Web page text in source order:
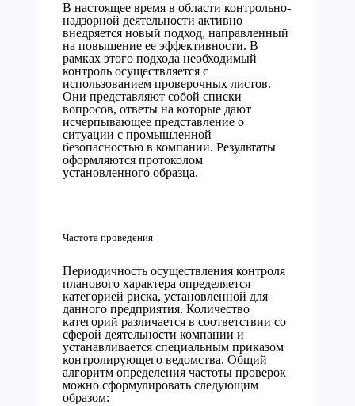
В настоящее время в области контрольно-
надзорной деятельности активно
внедряется новый подход, направленный
на повышение ее эффективности. В
рамках этого подхода необходимый
контроль осуществляется с
использованием проверочных листов.
Они представляют собой списки
вопросов, ответы на которые дают
исчерпывающее представление о
ситуации с промышленной
безопасностью в компании. Результаты
оформляются протоколом
установленного образца.
Частота проведения
Периодичность осуществления контроля
планового характера определяется
категорией риска, установленной для
данного предприятия. Количество
категорий различается в соответствии со
сферой деятельности компании и
устанавливается специальным приказом
контролирующего ведомства. Общий
алгоритм определения частоты проверок
можно сформулировать следующим
образом: